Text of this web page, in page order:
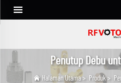
Penutup Debu
Halaman Utama> Produk>